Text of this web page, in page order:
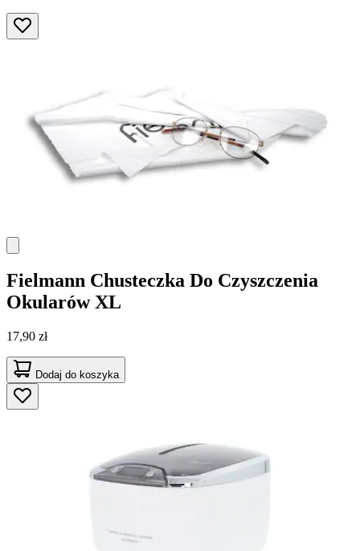
Fielmann Chusteczka Do Czyszczenia
Okularów XL
17,90 zł
Dodaj do koszyka